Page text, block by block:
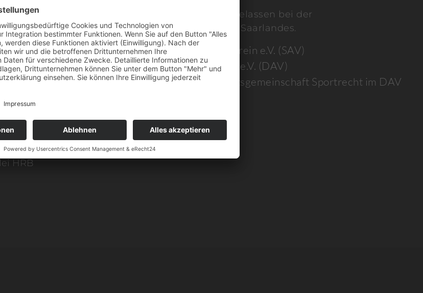
für
HRB
Barbara Haupenthal ist zugelassen bei der
Rechtsanwaltskammer des Saarlandes.
Saarländischer Anwaltverein e.V. (SAV)
Deutscher Anwaltverein e.V. (DAV)
ARGE Sportrecht (Arbeitsgemeinschaft Sportrecht im DAV